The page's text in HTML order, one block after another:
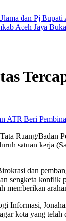
dan Pj Bupati
Aceh Jaya
Ruang/Badan
satuan kerja
dan
sengketa konflik
memberikan
Informasi,
kota yang